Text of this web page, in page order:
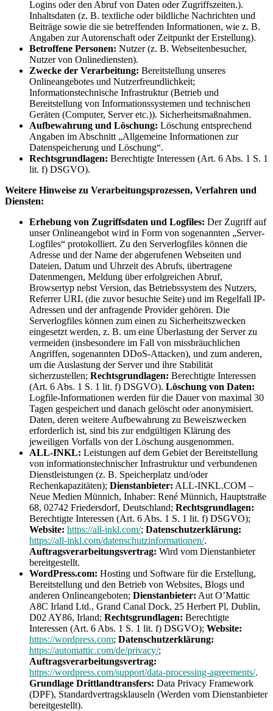
Logins oder den Abruf von Daten oder Zugriffszeiten.).
Inhaltsdaten (z. B. textliche oder bildliche Nachrichten und
Beiträge sowie die sie betreffenden Informationen, wie z. B.
Angaben zur Autorenschaft oder Zeitpunkt der Erstellung).
Betroffene Personen: Nutzer (z. B. Webseitenbesucher,
Nutzer von Onlinediensten).
Zwecke der Verarbeitung: Bereitstellung unseres
Onlineangebotes und Nutzerfreundlichkeit;
Informationstechnische Infrastruktur (Betrieb und
Bereitstellung von Informationssystemen und technischen
Geräten (Computer, Server etc.)). Sicherheitsmaßnahmen.
Aufbewahrung und Löschung: Löschung entsprechend
Angaben im Abschnitt „Allgemeine Informationen zur
Datenspeicherung und Löschung“.
Rechtsgrundlagen: Berechtigte Interessen (Art. 6 Abs. 1 S. 1
lit. f) DSGVO).
Weitere Hinweise zu Verarbeitungsprozessen, Verfahren und
Diensten:
Erhebung von Zugriffsdaten und Logfiles: Der Zugriff auf
unser Onlineangebot wird in Form von sogenannten „Server-
Logfiles“ protokolliert. Zu den Serverlogfiles können die
Adresse und der Name der abgerufenen Webseiten und
Dateien, Datum und Uhrzeit des Abrufs, übertragene
Datenmengen, Meldung über erfolgreichen Abruf,
Browsertyp nebst Version, das Betriebssystem des Nutzers,
Referrer URL (die zuvor besuchte Seite) und im Regelfall IP-
Adressen und der anfragende Provider gehören. Die
Serverlogfiles können zum einen zu Sicherheitszwecken
eingesetzt werden, z. B. um eine Überlastung der Server zu
vermeiden (insbesondere im Fall von missbräuchlichen
Angriffen, sogenannten DDoS-Attacken), und zum anderen,
um die Auslastung der Server und ihre Stabilität
sicherzustellen; Rechtsgrundlagen: Berechtigte Interessen
(Art. 6 Abs. 1 S. 1 lit. f) DSGVO). Löschung von Daten:
Logfile-Informationen werden für die Dauer von maximal 30
Tagen gespeichert und danach gelöscht oder anonymisiert.
Daten, deren weitere Aufbewahrung zu Beweiszwecken
erforderlich ist, sind bis zur endgültigen Klärung des
jeweiligen Vorfalls von der Löschung ausgenommen.
ALL-INKL: Leistungen auf dem Gebiet der Bereitstellung
von informationstechnischer Infrastruktur und verbundenen
Dienstleistungen (z. B. Speicherplatz und/oder
Rechenkapazitäten); Dienstanbieter: ALL-INKL.COM –
Neue Medien Münnich, Inhaber: René Münnich, Hauptstraße
68, 02742 Friedersdorf, Deutschland; Rechtsgrundlagen:
Berechtigte Interessen (Art. 6 Abs. 1 S. 1 lit. f) DSGVO);
Website: https://all-inkl.com/; Datenschutzerklärung:
https://all-inkl.com/datenschutzinformationen/.
Auftragsverarbeitungsvertrag: Wird vom Dienstanbieter
bereitgestellt.
WordPress.com: Hosting und Software für die Erstellung,
Bereitstellung und den Betrieb von Websites, Blogs und
anderen Onlineangeboten; Dienstanbieter: Aut O’Mattic
A8C Irland Ltd., Grand Canal Dock, 25 Herbert Pl, Dublin,
D02 AY86, Irland; Rechtsgrundlagen: Berechtigte
Interessen (Art. 6 Abs. 1 S. 1 lit. f) DSGVO); Website:
https://wordpress.com; Datenschutzerklärung:
https://automattic.com/de/privacy/;
Auftragsverarbeitungsvertrag:
https://wordpress.com/support/data-processing-agreements/.
Grundlage Drittlandtransfers: Data Privacy Framework
(DPF), Standardvertragsklauseln (Werden vom Dienstanbieter
bereitgestellt).